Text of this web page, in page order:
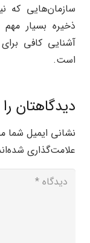
سازمان‌هایی که
ذخیره بسیار
آشنایی کافی
است.
دیدگاهتان
نشانی ایمیل شما
علامت‌گذاری